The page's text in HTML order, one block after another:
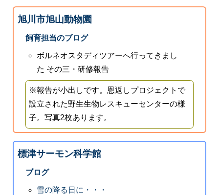
旭川市旭山動物園
飼育担当のブログ
ボルネオスタディツアーへ行ってきまし
た その三・研修報告
※報告が小出しです。恩返しプロジェクトで
設立された野生生物レスキューセンターの様
子。写真2枚あります。
標津サーモン科学館
ブログ
雪の降る日に・・・